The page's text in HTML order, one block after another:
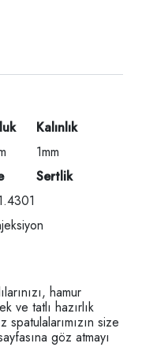
Kalınlık
1mm
Sertlik
hamur
ve tatlı hazırlık
spatulalarımızın size
göz atmayı